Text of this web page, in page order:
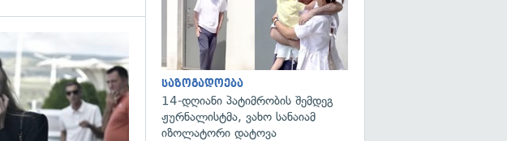
გადახედვა
საზოგადოება
14-დღიანი პატიმრობის შემდეგ
ჟურნალისტმა, ვახო სანაიამ
იზოლატორი დატოვა